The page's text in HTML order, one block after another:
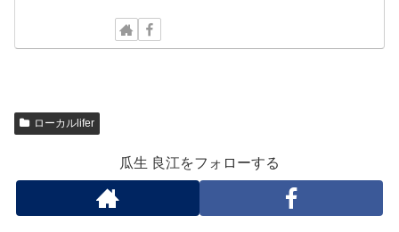
ローカルlifer
瓜生 良江をフォローする